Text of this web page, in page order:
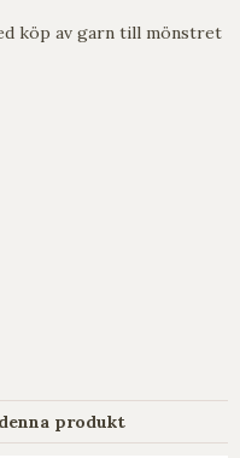
köp av garn till mönstret
produkt